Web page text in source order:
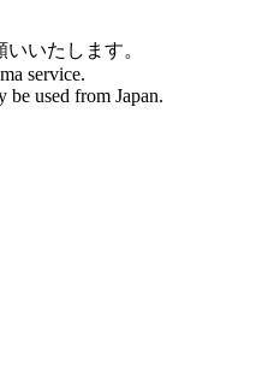
いたします。
service.
be used from Japan.